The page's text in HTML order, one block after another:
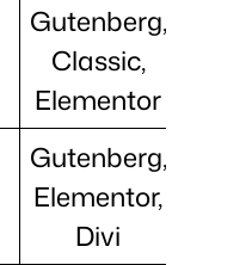
Gutenberg,
Classic,
Elementor
Gutenberg,
Elementor,
Divi